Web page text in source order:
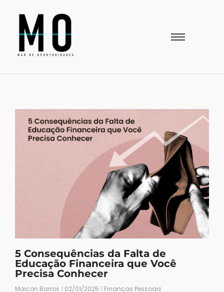
5 Consequências da Falta de
Educação Financeira que Você
Precisa Conhecer
Maicon Barros 02/01/2025 Finanças Pessoais